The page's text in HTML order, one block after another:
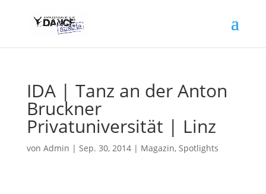
IDA | Tanz an der Anton
Bruckner
Privatuniversität | Linz
von Admin | Sep. 30, 2014| Magazin, Spotlights